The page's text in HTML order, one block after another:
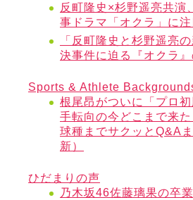
反町隆史×杉野遥亮共演
事ドラマ「オクラ」に注
「反町隆史と杉野遥亮
決事件に迫る『オクラ』
Sports & Athlete
根尾昂がついに「プロ
手転向の今どこまで来
球種までサクッとQ&A
新）
ひだまりの声
乃木坂46佐藤璃果の卒